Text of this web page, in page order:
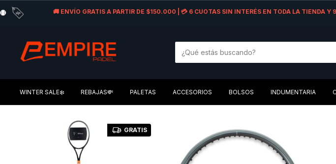
🚚 ENVÍO GRATIS A PARTIR DE $150.000 | 💳 6 CUOTAS SIN INTERÉS EN TODA LA TIENDA
WINTER SALE❄️ REBAJAS💸 PALETAS ACCESORIOS BOLSOS INDUMENTARIA
GRATIS